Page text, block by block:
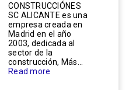
CONSTRUCCIÓNES
SC ALICANTE es una
empresa creada en
Madrid en el año
2003, dedicada al
sector de la
construcción, Más...
Read more